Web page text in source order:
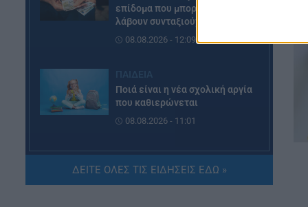
επίδομα που μπορούν να
λάβουν συνταξιούχοι
08.08.2026 - 12:09
Ποιά είναι η νέα σχολική αργία
που καθιερώνεται
08.08.2026 - 11:01
ΕΙΔΗΣΕΙΣ
Συντάξεις: Ποιοί κερδίζουν
έως 20.000 ευρώ
ΔΕΙΤΕ ΟΛΕΣ ΤΙΣ ΕΙΔΗΣΕΙΣ ΕΔΩ »